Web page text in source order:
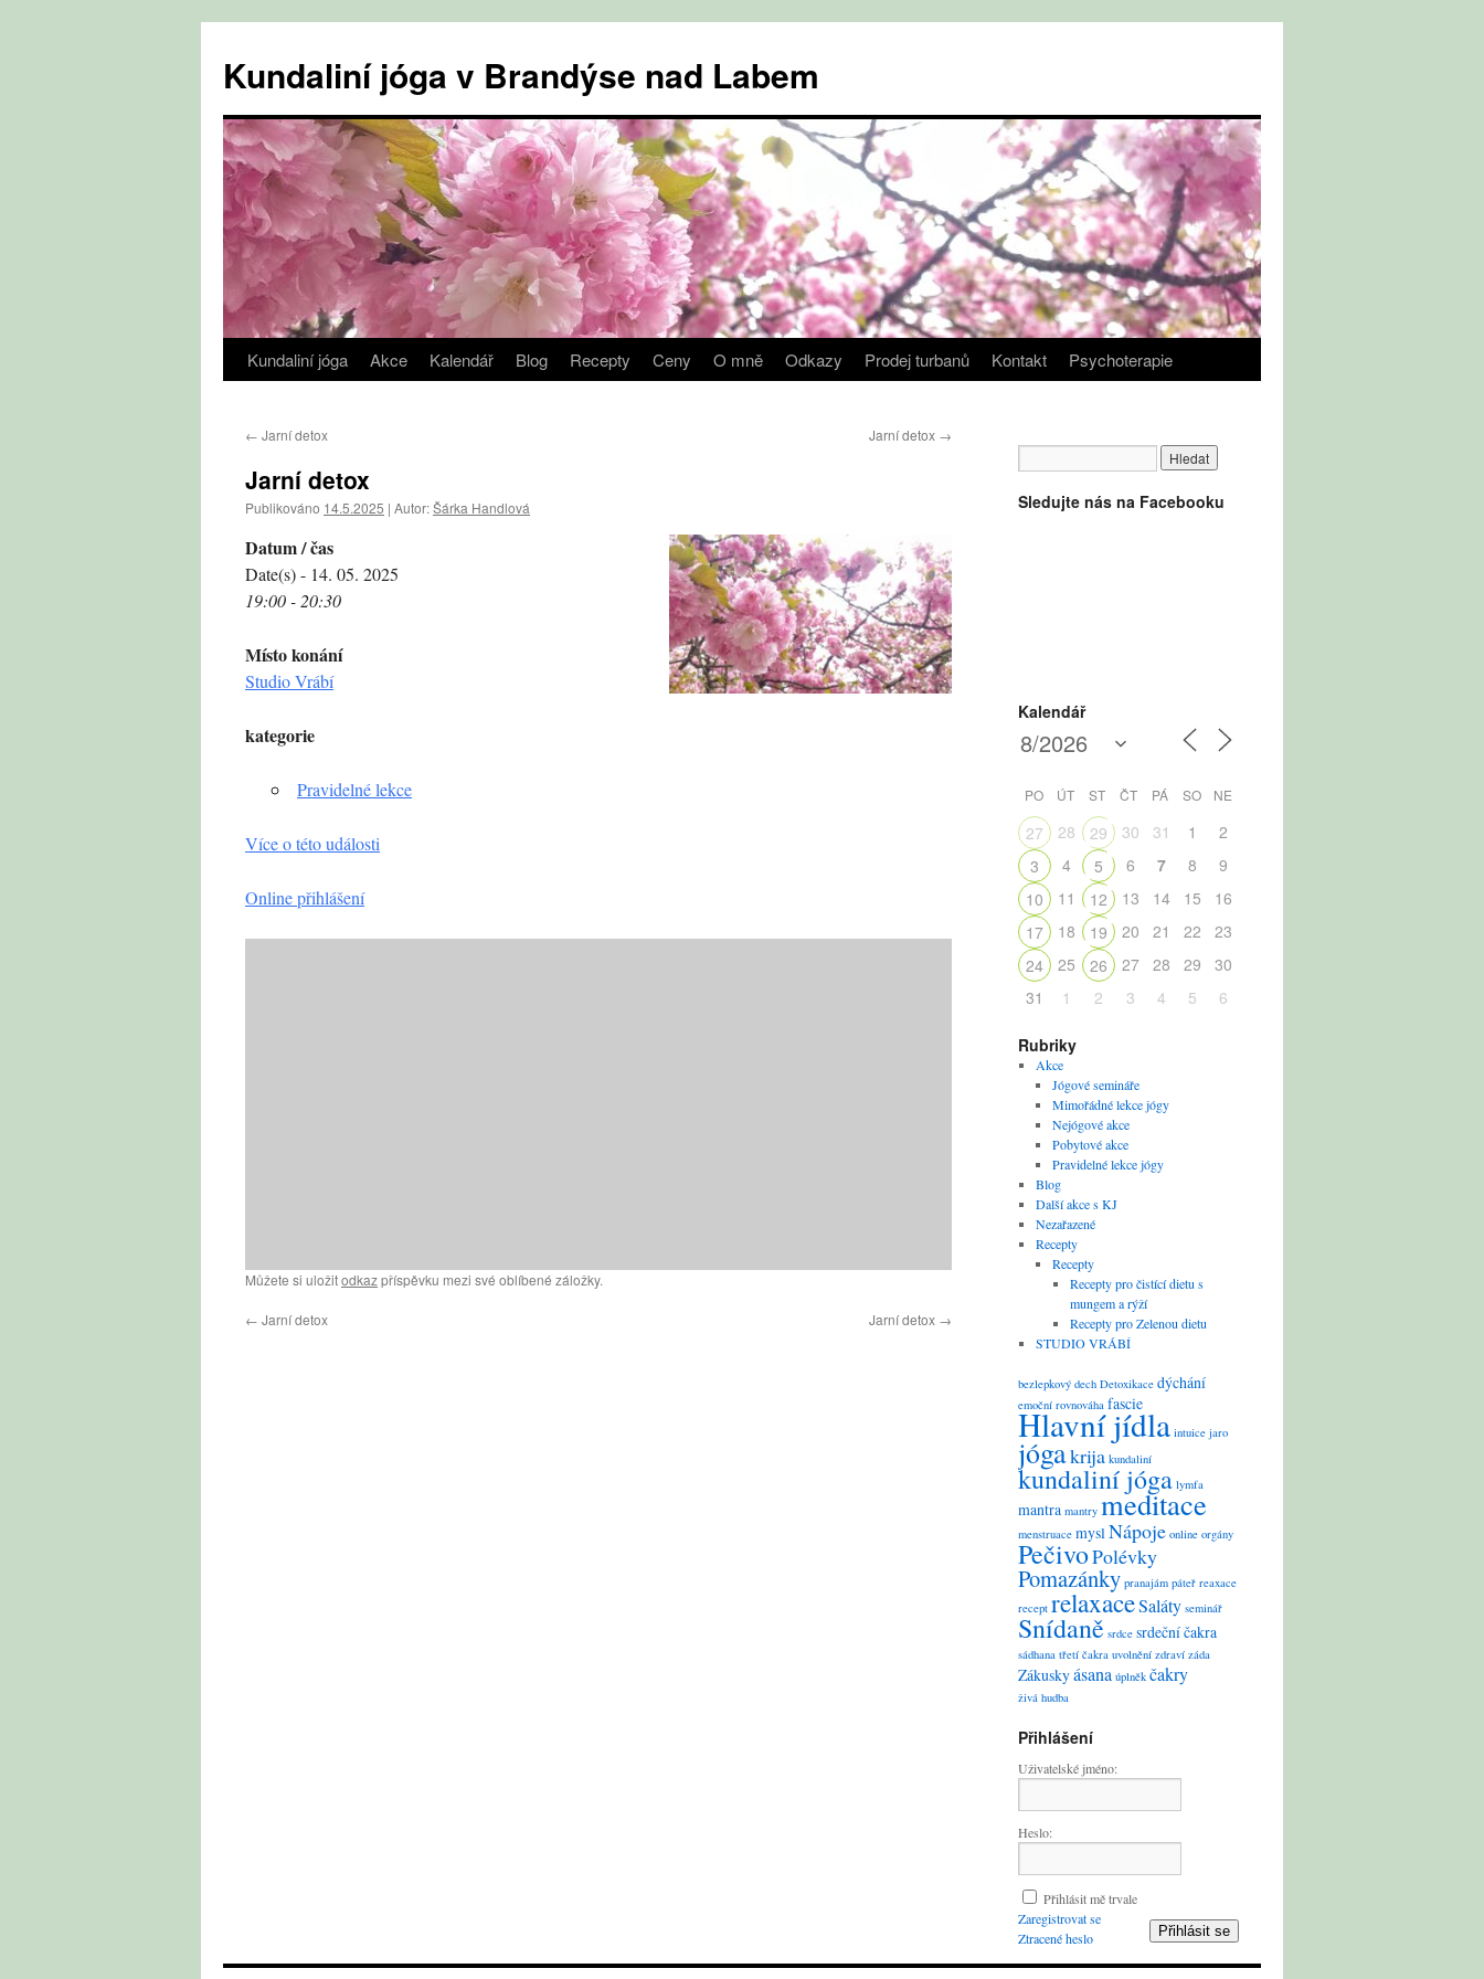
obsahu
webu
Kundaliní jóga v Brandýse nad Labem
Kundaliní jóga Akce Kalendář Blog Recepty Ceny O mně Odkazy Prodej turbanů Kontakt Psychoterapie
← Jarní detox Jarní detox →
Jarní detox
Publikováno 14.5.2025 | Autor:Šárka Handlová
Datum / čas
Date(s) - 14. 05. 2025
19:00 - 20:30
Místo konání
Studio Vrábí
kategorie
Pravidelné lekce
Více o této události
Online přihlášení
Můžete si uložitodkazpříspěvku mezi své oblíbené záložky.
← Jarní detox Jarní detox →
Sledujte nás na Facebooku
Kalendář
PO ÚT ST ČT PÁ SO NE
27 28 29 30 31 1
2
3
4 5 6 7 8
9
10
11 12 13 14 15
16
17
18 19 20 21 22
23
24
25 26 27 28 29
30
31
1 2 3 4 5 6
Rubriky
Akce
Jógové semináře
Mimořádné lekce jógy
Nejógové akce
Pobytové akce
Pravidelné lekce jógy
Blog
Další akce s KJ
Nezařazené
Recepty
Recepty
Recepty pro čistící dietu s
mungem a rýží
Recepty pro Zelenou dietu
STUDIO VRÁBÍ
bezlepkový dech Detoxikace dýchání
emoční rovnováha fascie
Hlavní jídla intuice jaro
jógakrija kundaliní
kundaliní jóga lymfa
mantra mantry meditace
menstruace myslNápoje online orgány
PečivoPolévky
Pomazánky pranajám páteř reaxace
recept relaxaceSaláty seminář
Snídaně srdce srdeční čakra
sádhana třetí čakra uvolnění zdraví záda
Zákuskyásana úplněk čakry
živá hudba
Přihlášení
Uživatelské jméno:
Heslo:
Přihlásit mě trvale
Přihlásit se
Zaregistrovat se
Ztracené heslo